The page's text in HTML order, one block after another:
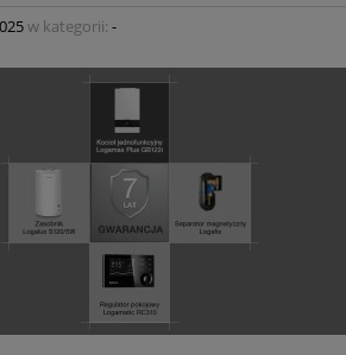
w kategorii: -